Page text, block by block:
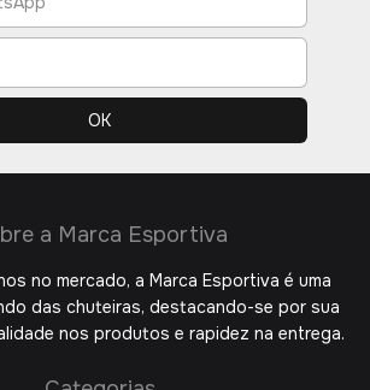
a Marca Esportiva
no mercado, a Marca Esportiva é uma
das chuteiras, destacando-se por sua
nos produtos e rapidez na entrega.